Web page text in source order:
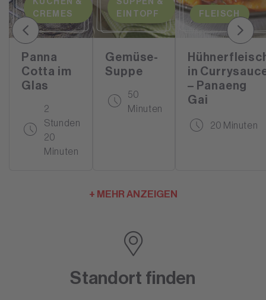
CREMES
Panna
Cotta im
Glas
2
Stunden
20
Minuten
EINTOPF
Gemüse-
Suppe
50
Minuten
FLEISCH
in
– Panaeng
Gai
20 Minuten
+ MEHR ANZEIGEN
Standort finden